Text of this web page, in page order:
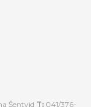
Šentvid T:041/376-